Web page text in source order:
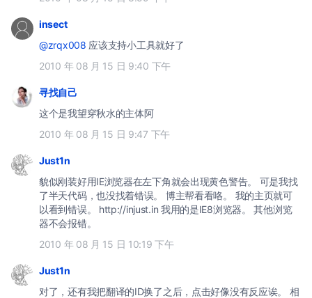
insect
@zrqx008 应该支持小工具就好了
2010 年 08 月 15 日 9:40 下午
寻找自己
这个是我望穿秋水的主体阿
2010 年 08 月 15 日 9:47 下午
Just1n
貌似刚装好用IE浏览器在左下角就会出现黄色警告。 可是我找
了半天代码，也没找着错误。 博主帮看看咯。 我的主页就可
以看到错误。 http://injust.in 我用的是IE8浏览器。 其他浏览
器不会报错。
2010 年 08 月 15 日 10:19 下午
Just1n
对了，还有我把翻译的ID换了之后，点击好像没有反应诶。 相